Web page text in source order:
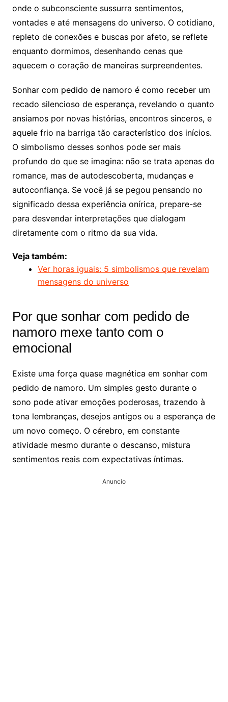
onde o subconsciente sussurra sentimentos,
vontades e até mensagens do universo. O cotidiano,
repleto de conexões e buscas por afeto, se reflete
enquanto dormimos, desenhando cenas que
aquecem o coração de maneiras surpreendentes.
Sonhar com pedido de namoro é como receber um
recado silencioso de esperança, revelando o quanto
ansiamos por novas histórias, encontros sinceros, e
aquele frio na barriga tão característico dos inícios.
O simbolismo desses sonhos pode ser mais
profundo do que se imagina: não se trata apenas do
romance, mas de autodescoberta, mudanças e
autoconfiança. Se você já se pegou pensando no
significado dessa experiência onírica, prepare-se
para desvendar interpretações que dialogam
diretamente com o ritmo da sua vida.
Veja também:
Ver horas iguais: 5 simbolismos que revelam
mensagens do universo
Por que sonhar com pedido de
namoro mexe tanto com o
emocional
Existe uma força quase magnética em sonhar com
pedido de namoro. Um simples gesto durante o
sono pode ativar emoções poderosas, trazendo à
tona lembranças, desejos antigos ou a esperança de
um novo começo. O cérebro, em constante
atividade mesmo durante o descanso, mistura
sentimentos reais com expectativas íntimas.
Anuncio